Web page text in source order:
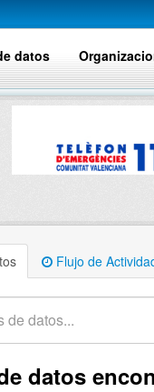
datos
Flujo de
datos